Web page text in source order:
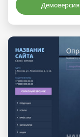
Демоверсия